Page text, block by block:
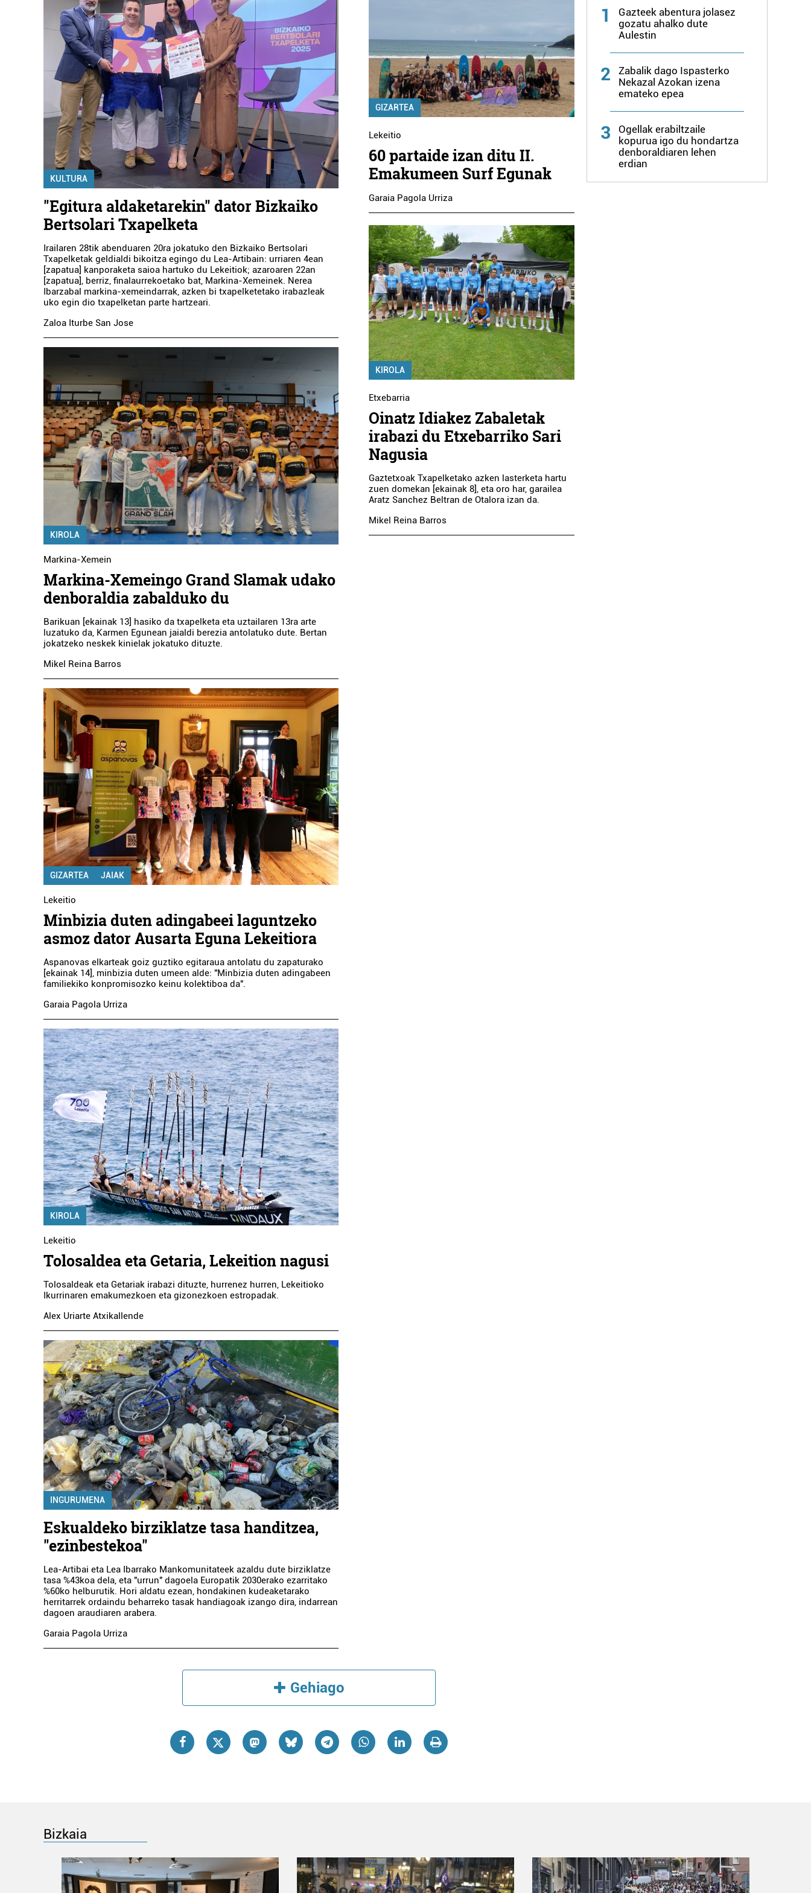
KULTURA
"Egitura aldaketarekin" dator Bizkaiko
Bertsolari Txapelketa
Irailaren 28tik abenduaren 20ra jokatuko den Bizkaiko Bertsolari
Txapelketak geldialdi bikoitza egingo du Lea-Artibain: urriaren 4ean
[zapatua] kanporaketa saioa hartuko du Lekeitiok; azaroaren 22an
[zapatua], berriz, finalaurrekoetako bat, Markina-Xemeinek. Nerea
Ibarzabal markina-xemeindarrak, azken bi txapelketetako irabazleak
uko egin dio txapelketan parte hartzeari.
Zaloa Iturbe San Jose
KIROLA
Markina-Xemein
Markina-Xemeingo Grand Slamak udako
denboraldia zabalduko du
Barikuan [ekainak 13] hasiko da txapelketa eta uztailaren 13ra arte
luzatuko da, Karmen Egunean jaialdi berezia antolatuko dute. Bertan
jokatzeko neskek kinielak jokatuko dituzte.
Mikel Reina Barros
GIZARTEA JAIAK
Lekeitio
Minbizia duten adingabeei laguntzeko
asmoz dator Ausarta Eguna Lekeitiora
Aspanovas elkarteak goiz guztiko egitaraua antolatu du zapaturako
[ekainak 14], minbizia duten umeen alde: "Minbizia duten adingabeen
familiekiko konpromisozko keinu kolektiboa da".
Garaia Pagola Urriza
KIROLA
Lekeitio
Tolosaldea eta Getaria, Lekeition nagusi
Tolosaldeak eta Getariak irabazi dituzte, hurrenez hurren, Lekeitioko
Ikurrinaren emakumezkoen eta gizonezkoen estropadak.
Alex Uriarte Atxikallende
INGURUMENA
Eskualdeko birziklatze tasa handitzea,
"ezinbestekoa"
Lea-Artibai eta Lea Ibarrako Mankomunitateek azaldu dute birziklatze
tasa %43koa dela, eta "urrun" dagoela Europatik 2030erako ezarritako
%60ko helburutik. Hori aldatu ezean, hondakinen kudeaketarako
herritarrek ordaindu beharreko tasak handiagoak izango dira, indarrean
dagoen araudiaren arabera.
Garaia Pagola Urriza
GIZARTEA
Lekeitio
60 partaide izan ditu II.
Emakumeen Surf Egunak
Garaia Pagola Urriza
KIROLA
Etxebarria
Oinatz Idiakez Zabaletak
irabazi du Etxebarriko Sari
Nagusia
Gaztetxoak Txapelketako azken lasterketa hartu
zuen domekan [ekainak 8], eta oro har, garailea
Aratz Sanchez Beltran de Otalora izan da.
Mikel Reina Barros
Gehiago
1
Gazteek abentura jolasez
gozatu ahalko dute
Aulestin
2
Zabalik dago Ispasterko
Nekazal Azokan izena
emateko epea
3
Ogellak erabiltzaile
kopurua igo du hondartza
denboraldiaren lehen
erdian
Bizkaia